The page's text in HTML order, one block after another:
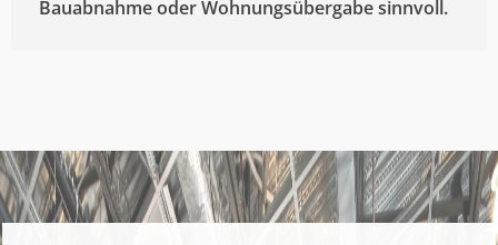
Bauabnahme oder Wohnungsübergabe sinnvoll.